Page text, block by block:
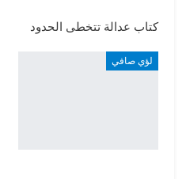
كتاب عدالة تتخطى الحدود
لؤي صافي